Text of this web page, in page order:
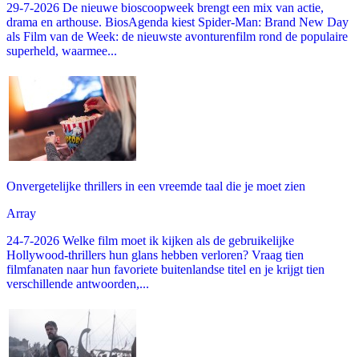
29-7-2026 De nieuwe bioscoopweek brengt een mix van actie,
drama en arthouse. BiosAgenda kiest Spider-Man: Brand New Day
als Film van de Week: de nieuwste avonturenfilm rond de populaire
superheld, waarmee...
Onvergetelijke thrillers in een vreemde taal die je moet zien
Array
24-7-2026 Welke film moet ik kijken als de gebruikelijke
Hollywood-thrillers hun glans hebben verloren? Vraag tien
filmfanaten naar hun favoriete buitenlandse titel en je krijgt tien
verschillende antwoorden,...